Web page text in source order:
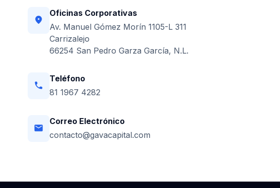
location_on
Oficinas Corporativas
Av. Manuel Gómez Morín 1105-L 311
Carrizalejo
66254 San Pedro Garza García, N.L.
phone
Teléfono
81 1967 4282
email
Correo Electrónico
contacto@gavacapital.com